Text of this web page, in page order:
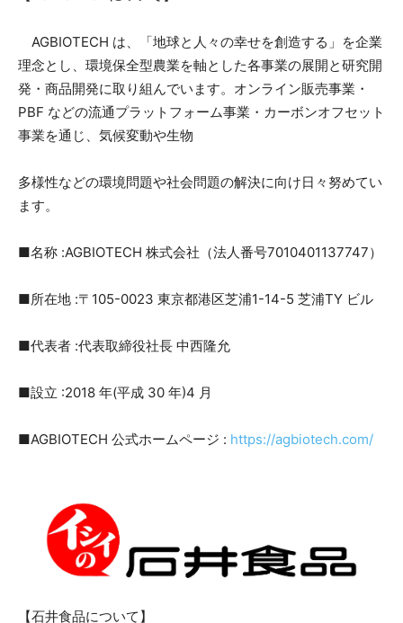
AGBIOTECH は、「地球と人々の幸せを創造する」を企業
理念とし、環境保全型農業を軸とした各事業の展開と研究開
発・商品開発に取り組んでいます。オンライン販売事業・
PBF などの流通プラットフォーム事業・カーボンオフセット
事業を通じ、気候変動や生物
多様性などの環境問題や社会問題の解決に向け日々努めてい
ます。
■名称 :AGBIOTECH 株式会社（法人番号7010401137747）
■所在地 :〒105-0023 東京都港区芝浦1-14-5 芝浦TY ビル
■代表者 :代表取締役社長 中西隆允
■設立 :2018 年(平成 30 年)4 月
■AGBIOTECH 公式ホームページ : https://agbiotech.com/
【石井食品について】